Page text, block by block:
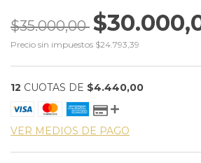
$35.000,00
Precio sin impuestos $24.793,39
12 CUOTAS DE $4.440,00
VER MEDIOS DE PAGO